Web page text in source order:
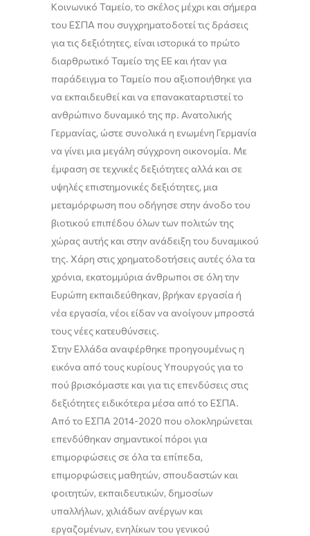
Κοινωνικό Ταμείο, το σκέλος μέχρι και σήμερα
του ΕΣΠΑ που συγχρηματοδοτεί τις δράσεις
για τις δεξιότητες, είναι ιστορικά το πρώτο
διαρθρωτικό Ταμείο της ΕΕ και ήταν για
παράδειγμα το Ταμείο που αξιοποιήθηκε για
να εκπαιδευθεί και να επανακαταρτιστεί το
ανθρώπινο δυναμικό τηςπρ. Ανατολικής
Γερμανίας, ώστε συνολικά η ενωμένη Γερμανία
να γίνει μια μεγάλη σύγχρονη οικονομία. Με
έμφαση σε τεχνικές δεξιότητες αλλά και σε
υψηλές επιστημονικές δεξιότητες, μια
μεταμόρφωση που οδήγησε στην άνοδο του
βιοτικού επιπέδου όλων των πολιτών της
χώρας αυτής και στην ανάδειξη του δυναμικού
της. Χάρη στις χρηματοδοτήσεις αυτές όλα τα
χρόνια, εκατομμύρια άνθρωποι σε όλη την
Ευρώπη εκπαιδεύθηκαν, βρήκαν εργασία ή
νέα εργασία, νέοι είδαν να ανοίγουν μπροστά
τους νέες κατευθύνσεις.
Στην Ελλάδα αναφέρθηκε προηγουμένως η
εικόνα από τους κυρίους Υπουργούς για το
πού βρισκόμαστε και για τις επενδύσεις στις
δεξιότητες ειδικότερα μέσα από το ΕΣΠΑ.
Από το ΕΣΠΑ 2014-2020 που ολοκληρώνεται
επενδύθηκαν σημαντικοί πόροι για
επιμορφώσεις σε όλα τα επίπεδα,
επιμορφώσεις μαθητών, σπουδαστών και
φοιτητών, εκπαιδευτικών, δημοσίων
υπαλλήλων, χιλιάδων ανέργων και
εργαζομένων, ενηλίκων του γενικού